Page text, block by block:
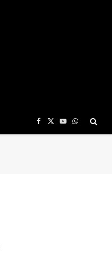
Facebook
X
(Twitter)
YouTube
WhatsApp